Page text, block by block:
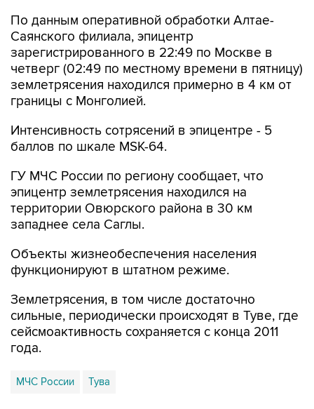
По данным оперативной обработки Алтае-
Саянского филиала, эпицентр
зарегистрированного в 22:49 по Москве в
четверг (02:49 по местному времени в пятницу)
землетрясения находился примерно в 4 км от
границы с Монголией.
Интенсивность сотрясений в эпицентре - 5
баллов по шкале MSK-64.
ГУ МЧС России по региону сообщает, что
эпицентр землетрясения находился на
территории Овюрского района в 30 км
западнее села Саглы.
Объекты жизнеобеспечения населения
функционируют в штатном режиме.
Землетрясения, в том числе достаточно
сильные, периодически происходят в Туве, где
сейсмоактивность сохраняется с конца 2011
года.
МЧС России Тува